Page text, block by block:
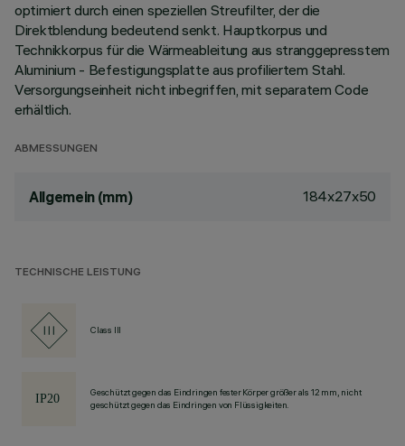
optimiert durch einen speziellen Streufilter, der die
Direktblendung bedeutend senkt. Hauptkorpus und
Technikkorpus für die Wärmeableitung aus stranggepresstem
Aluminium - Befestigungsplatte aus profiliertem Stahl.
Versorgungseinheit nicht inbegriffen, mit separatem Code
erhältlich.
ABMESSUNGEN
Allgemein (mm) 184x27x50
TECHNISCHE LEISTUNG
Class III
Geschützt gegen das Eindringen fester Körper größer als 12 mm, nicht
geschützt gegen das Eindringen von Flüssigkeiten.